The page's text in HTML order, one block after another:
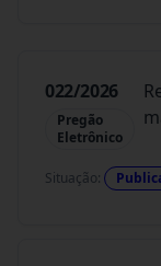
022/2026
Pregão
Eletrônico
Situação: